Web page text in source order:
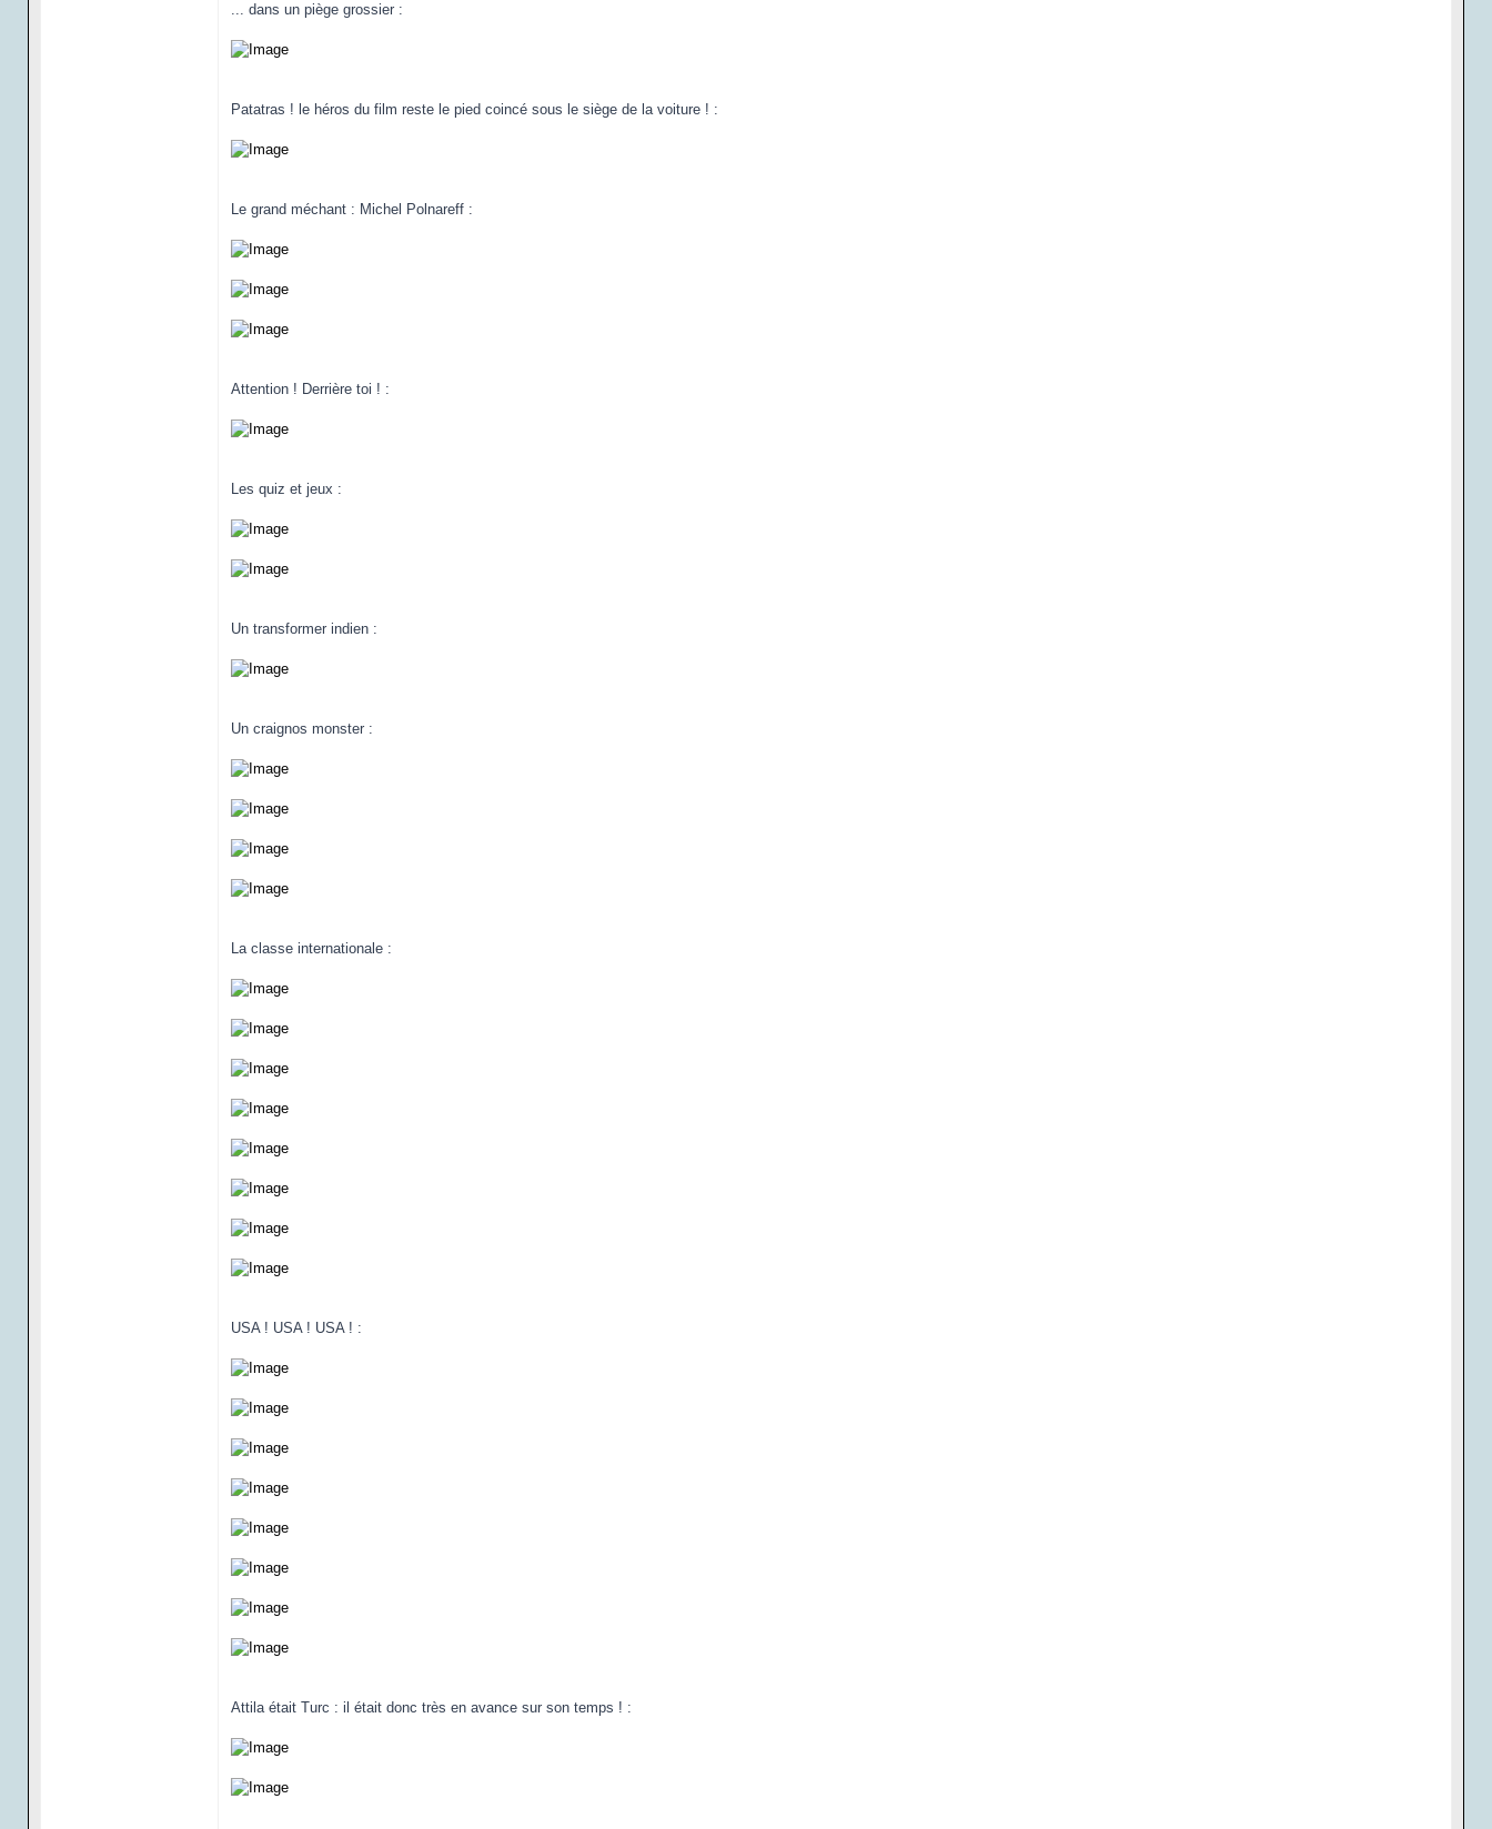
... dans un piège grossier :
Patatras ! le héros du film reste le pied coincé sous le siège de la voiture ! :
Le grand méchant : Michel Polnareff :
Attention ! Derrière toi ! :
Les quiz et jeux :
Un transformer indien :
Un craignos monster :
La classe internationale :
USA ! USA ! USA ! :
Attila était Turc : il était donc très en avance sur son temps ! :